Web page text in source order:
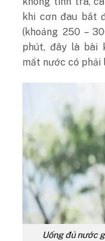
khi cơn đau bắt
(khoảng 250 –
phút, đây là bài
mất nước có phải
Uống đủ nước